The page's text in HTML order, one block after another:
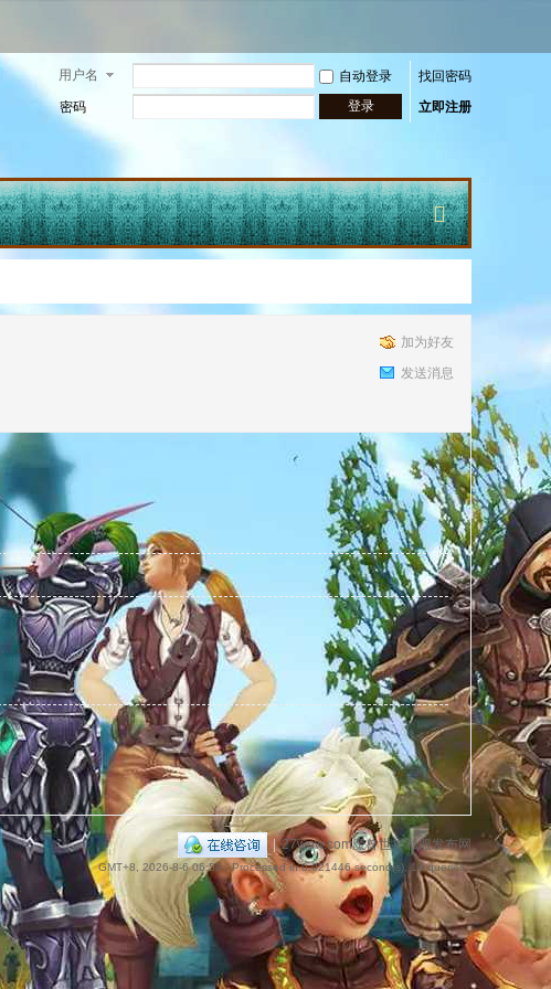
用户名 自动登录
找回密码
密码
登录 立即注册
捷
航
加为好友
发送消息
| 27wow.com魔兽世界私服发布网
GMT+8, 2026-8-6 06:59, Processed in 0.021446 second(s), 14 queries .